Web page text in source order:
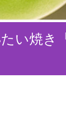
い焼き